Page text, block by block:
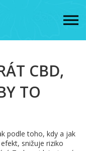
CBD,
TO
podle toho, kdy a jak
snižuje riziko